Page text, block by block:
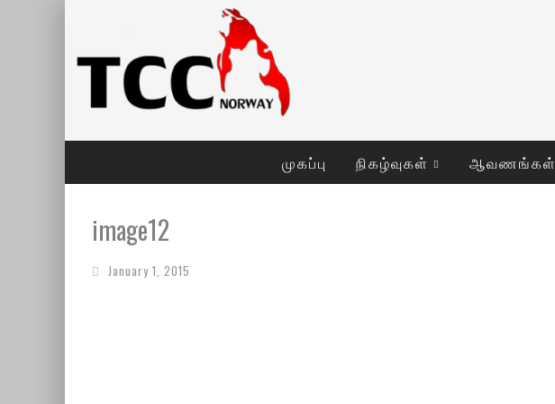
முகப்பு நிகழ்வுகள் ஆவணங்கள்
image12
January 1, 2015